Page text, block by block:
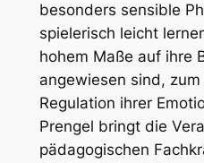
besonders sensible
spielerisch leicht
hohem Maße auf ihre
angewiesen sind,
Regulation ihrer
Prengel bringt die
pädagogischen